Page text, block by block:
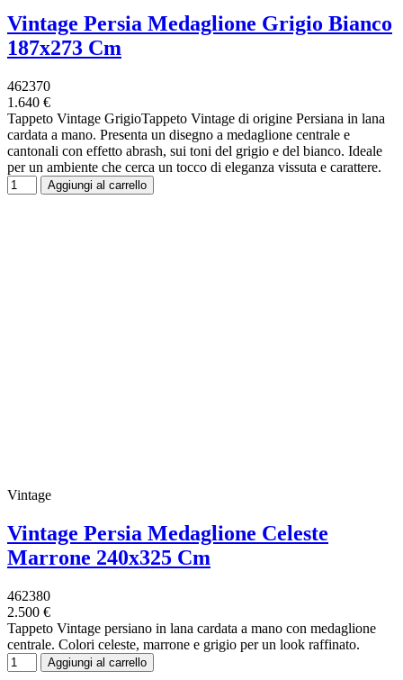
Vintage Persia Medaglione Grigio Bianco
187x273 Cm
462370
1.640 €
Tappeto Vintage GrigioTappeto Vintage di origine Persiana in lana
cardata a mano. Presenta un disegno a medaglione centrale e
cantonali con effetto abrash, sui toni del grigio e del bianco. Ideale
per un ambiente che cerca un tocco di eleganza vissuta e carattere.
Aggiungi al carrello
Vintage
Vintage Persia Medaglione Celeste
Marrone 240x325 Cm
462380
2.500 €
Tappeto Vintage persiano in lana cardata a mano con medaglione
centrale. Colori celeste, marrone e grigio per un look raffinato.
Aggiungi al carrello